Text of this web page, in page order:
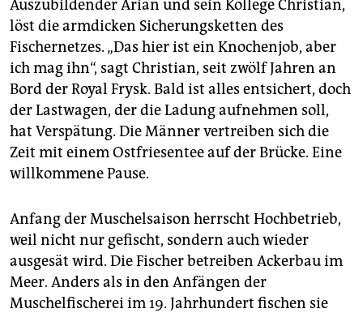
Auszubildender Arian und sein Kollege Christian,
löst die armdicken Sicherungsketten des
Fischernetzes. „Das hier ist ein Knochenjob, aber
ich mag ihn“, sagt Christian, seit zwölf Jahren an
Bord der Royal Frysk. Bald ist alles entsichert, doch
der Lastwagen, der die Ladung aufnehmen soll,
hat Verspätung. Die Männer vertreiben sich die
Zeit mit einem Ostfriesentee auf der Brücke. Eine
willkommene Pause.
Anfang der Muschelsaison herrscht Hochbetrieb,
weil nicht nur gefischt, sondern auch wieder
ausgesät wird. Die Fischer betreiben Ackerbau im
Meer. Anders als in den Anfängen der
Muschelfischerei im 19. Jahrhundert fischen sie